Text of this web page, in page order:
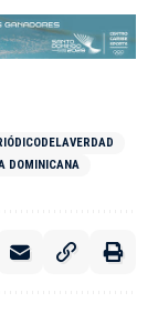
DOMINICANA